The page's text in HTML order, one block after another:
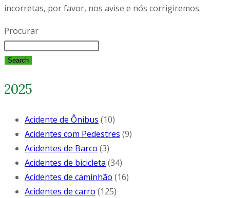
incorretas, por favor, nos avise e nós corrigiremos.
Procurar
Search
2025
Acidente de Ônibus (10)
Acidentes com Pedestres (9)
Acidentes de Barco (3)
Acidentes de bicicleta (34)
Acidentes de caminhão (16)
Acidentes de carro (125)